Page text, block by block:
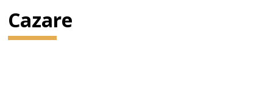
Cazare